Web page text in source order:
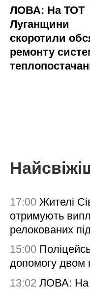
ЛОВА: На ТОТ
Луганщини
скоротили
ремонту
17:00 Жителі
отримують
релокованих
15:00
допомогу двом
13:02 ЛОВА: На